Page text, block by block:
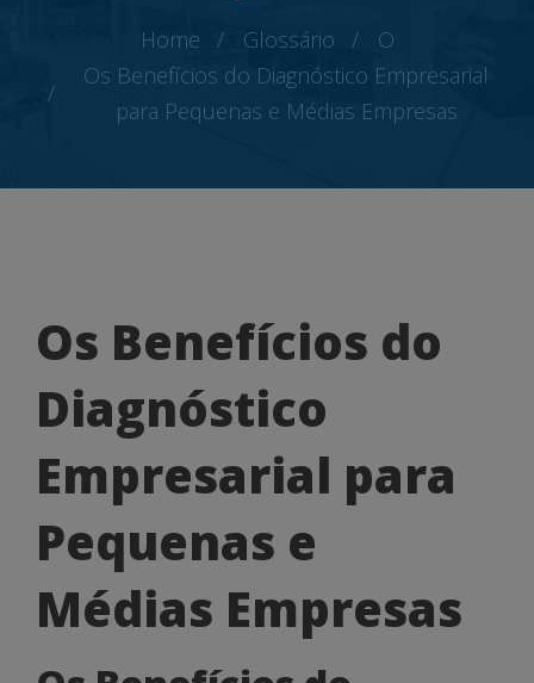
Home Glossário
O
Os Benefícios do Diagnóstico Empresarial
para Pequenas e Médias Empresas
Os
Benefícios
do
Diagnóstico
Empresarial
para
Pequenas
Os Benefícios do
Diagnóstico
Empresarial para
Pequenas e
Médias Empresas